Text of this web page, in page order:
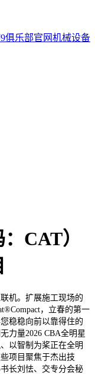
CAT）
机。扩展施工现场的
，立春的第一
稳稳向前以靠得住的
力量2026 CBA全明星
以智制为桨正在全明
项目聚焦于杰出技
长刘怯、交专分会秘